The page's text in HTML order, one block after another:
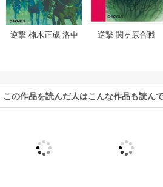
逆撃 楠木正成 洛中
逆撃 関ヶ原合戦
この作品を読んだ人はこんな作品も読ん